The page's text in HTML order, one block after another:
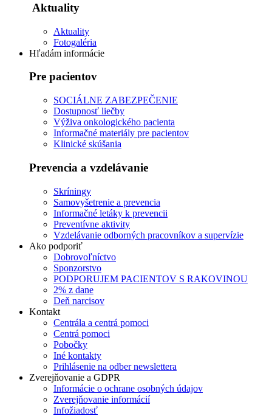
Aktuality
Aktuality
Fotogaléria
Hľadám informácie
Pre pacientov
SOCIÁLNE ZABEZPEČENIE
Dostupnosť liečby
Výživa onkologického pacienta
Informačné materiály pre pacientov
Klinické skúšania
Prevencia a vzdelávanie
Skríningy
Samovyšetrenie a prevencia
Informačné letáky k prevencii
Preventívne aktivity
Vzdelávanie odborných pracovníkov a supervízie
Ako podporiť
Dobrovoľníctvo
Sponzorstvo
PODPORUJEM PACIENTOV S RAKOVINOU
2% z dane
Deň narcisov
Kontakt
Centrála a centrá pomoci
Centrá pomoci
Pobočky
Iné kontakty
Prihlásenie na odber newslettera
Zverejňovanie a GDPR
Informácie o ochrane osobných údajov
Zverejňovanie informácií
Infožiadosť